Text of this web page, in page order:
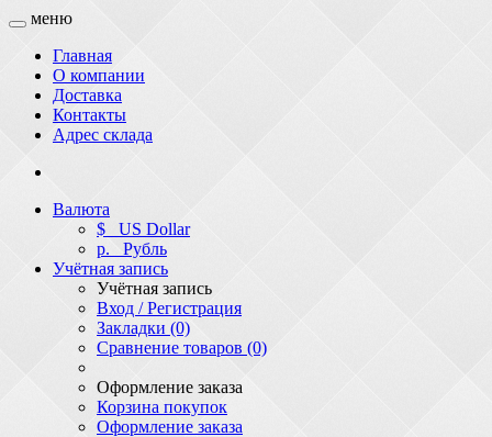
меню
Главная
О компании
Доставка
Контакты
Адрес склада
Валюта
$ US Dollar
р. Рубль
Учётная запись
Учётная запись
Вход / Регистрация
Закладки (0)
Сравнение товаров (0)
Оформление заказа
Корзина покупок
Оформление заказа